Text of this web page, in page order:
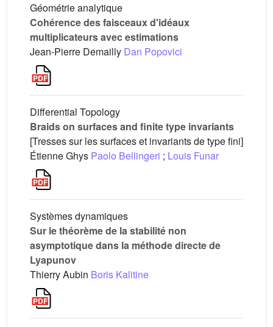
Géométrie analytique
Cohérence des faisceaux d'idéaux
multiplicateurs avec estimations
Jean-Pierre Demailly Dan Popovici
Differential Topology
Braids on surfaces and finite type invariants
[Tresses sur les surfaces et invariants de type fini]
Étienne Ghys Paolo Bellingeri ; Louis Funar
Systèmes dynamiques
Sur le théorème de la stabilité non
asymptotique dans la méthode directe de
Lyapunov
Thierry Aubin Boris Kalitine